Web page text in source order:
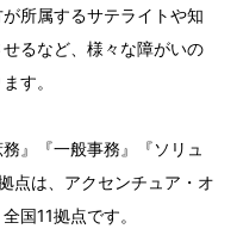
所属するサテライトや知
るなど、様々な障がいの
す。
』『一般事務』『ソリュ
点は、アクセンチュア・オ
国11拠点です。